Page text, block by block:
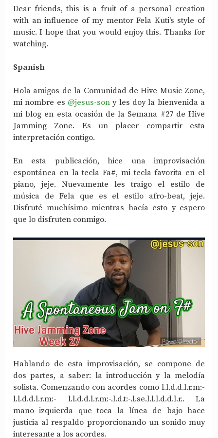
Dear friends, this is a fruit of a personal creation
with an influence of my mentor Fela Kuti's style of
music. I hope that you would enjoy this. Thanks for
watching.
Spanish
Hola amigos de la Comunidad de Hive Music Zone,
mi nombre es @jesus-son y les doy la bienvenida a
mi blog en esta ocasión de la Semana #27 de Hive
Jamming Zone. Es un placer compartir esta
interpretación contigo.
En esta publicación, hice una improvisación
espontánea en la tecla Fa#, mi tecla favorita en el
piano, jeje. Nuevamente les traigo el estilo de
música de Fela que es el estilo afro-beat, jeje.
Disfruté muchísimo mientras hacía esto y espero
que lo disfruten conmigo.
Hablando de esta improvisación, se compone de
dos partes, a saber: la introducción y la melodía
solista. Comenzando con acordes como l.l.d.d.l.r.m:-
l.l.d.d.l.r.m:- l.l.d.d.l.r.m:-.l.d.t:-.l.se.l.l.l.d.d.l.r.. La
mano izquierda que toca la línea de bajo hace
justicia al respaldo proporcionando un sonido muy
interesante a los acordes.